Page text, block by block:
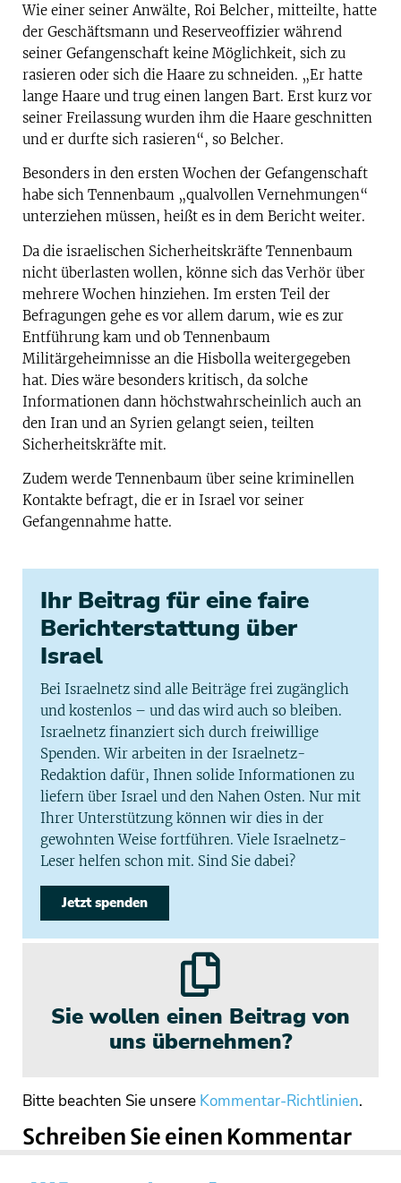
Wie einer seiner Anwälte, Roi Belcher, mitteilte, hatte
der Geschäftsmann und Reserveoffizier während
seiner Gefangenschaft keine Möglichkeit, sich zu
rasieren oder sich die Haare zu schneiden. „Er hatte
lange Haare und trug einen langen Bart. Erst kurz vor
seiner Freilassung wurden ihm die Haare geschnitten
und er durfte sich rasieren“, so Belcher.
Besonders in den ersten Wochen der Gefangenschaft
habe sich Tennenbaum „qualvollen Vernehmungen“
unterziehen müssen, heißt es in dem Bericht weiter.
Da die israelischen Sicherheitskräfte Tennenbaum
nicht überlasten wollen, könne sich das Verhör über
mehrere Wochen hinziehen. Im ersten Teil der
Befragungen gehe es vor allem darum, wie es zur
Entführung kam und ob Tennenbaum
Militärgeheimnisse an die Hisbolla weitergegeben
hat. Dies wäre besonders kritisch, da solche
Informationen dann höchstwahrscheinlich auch an
den Iran und an Syrien gelangt seien, teilten
Sicherheitskräfte mit.
Zudem werde Tennenbaum über seine kriminellen
Kontakte befragt, die er in Israel vor seiner
Gefangennahme hatte.
Ihr Beitrag für eine faire
Berichterstattung über
Israel
Bei Israelnetz sind alle Beiträge frei zugänglich
und kostenlos – und das wird auch so bleiben.
Israelnetz finanziert sich durch freiwillige
Spenden. Wir arbeiten in der Israelnetz-
Redaktion dafür, Ihnen solide Informationen zu
liefern über Israel und den Nahen Osten. Nur mit
Ihrer Unterstützung können wir dies in der
gewohnten Weise fortführen. Viele Israelnetz-
Leser helfen schon mit. Sind Sie dabei?
Jetzt spenden
Sie wollen einen Beitrag von
uns übernehmen?
Bitte beachten Sie unsere Kommentar-Richtlinien.
Schreiben Sie einen Kommentar